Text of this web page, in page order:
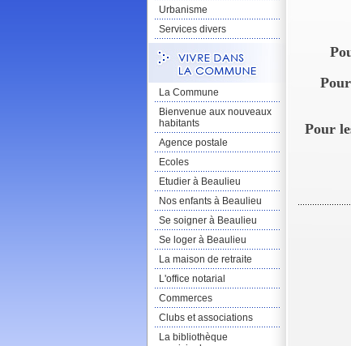
Urbanisme
Services divers
La Commune
Bienvenue aux nouveaux
habitants
Agence postale
Ecoles
Etudier à Beaulieu
Nos enfants à Beaulieu
Se soigner à Beaulieu
Se loger à Beaulieu
La maison de retraite
L'office notarial
Commerces
Clubs et associations
La bibliothèque
Pour